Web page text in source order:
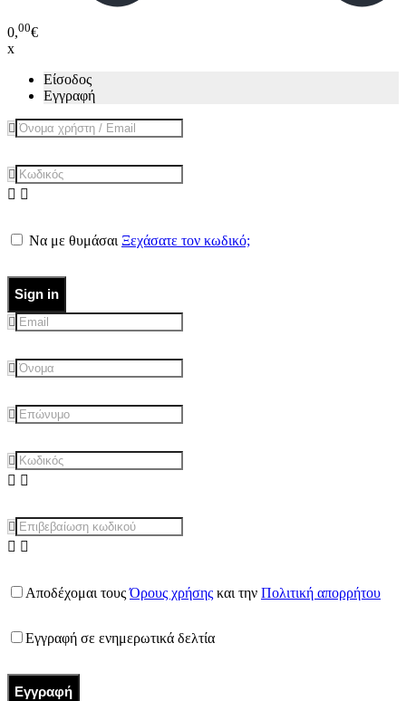
0,00€
x
Είσοδος
Εγγραφή
Να με θυμάσαι Ξεχάσατε τον κωδικό;
Sign in
Αποδέχομαι τουςΌρους χρήσης και την Πολιτική απορρήτου
Εγγραφή σε ενημερωτικά δελτία
Εγγραφή